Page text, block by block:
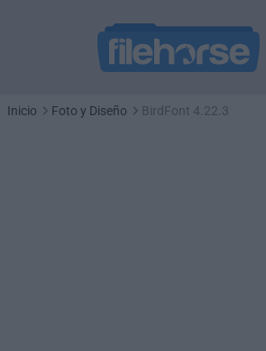
Inicio Foto y Diseño BirdFont 4.22.3